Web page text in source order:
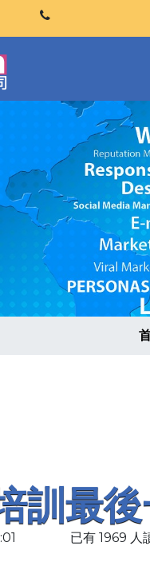
訓最
已有 1969 人